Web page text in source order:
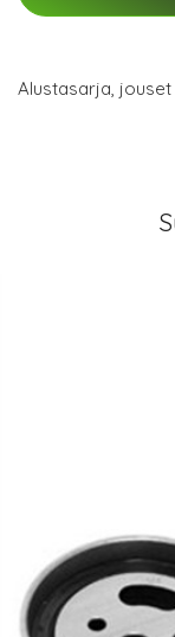
Alustasarja, jouset